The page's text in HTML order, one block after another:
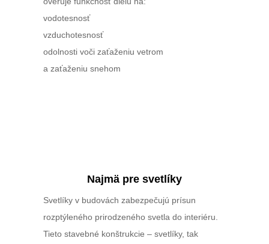
vodotesnosť
vzduchotesnosť
odolnosti voči zaťaženiu vetrom
a zaťaženiu snehom
Najmä pre svetlíky
Svetlíky v budovách zabezpečujú prísun
rozptýleného prirodzeného svetla do interiéru.
Tieto stavebné konštrukcie – svetlíky, tak